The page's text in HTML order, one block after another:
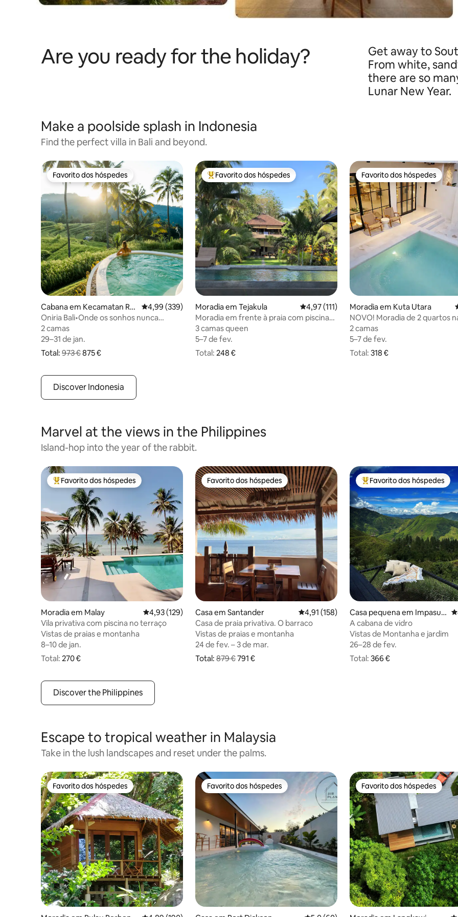
Are you ready for the holiday?
Get away to
From white,
there are so
Lunar New Year.
Make a poolside splash in Indonesia
Find the perfect villa in Bali and beyond.
Favorito dos hóspedes
Favorito dos hóspedes
Cabana em Kecamatan Re
ndang
Oniria Bali•Onde os sonhos nunca
acabam
2 camas
2 camas
29–31 de jan.
29–31 de jan.
Total: 973 €875 €
Classificação média de 4,99 em 5 estrelas, 339avaliações
4,99 (339)
Favoritos dos hóspedes mais apreciados
Favorito dos hóspedes
Moradia em Tejakula
Moradia em frente à praia com piscina
privada e jardim tropical
3 camas queen
3 camas queen
5–7 de fev.
5–7 de fev.
Total: 248 €
248 € no total
Classificação média de 4,97 em 5 estrelas,
4,97 (111)
Favorito dos hóspedes
Favorito dos hóspedes
Moradia em Kuta Utara
NOVO! Moradia de 2 quartos
praia de Berawa, Canggu
2 camas
2 camas
5–7 de fev.
5–7 de fev.
Total: 318 €
318 € no total
Discover Indonesia
Marvel at the views in the Philippines
Island-hop into the year of the rabbit.
Favoritos dos hóspedes mais apreciados
Favorito dos hóspedes
Moradia em Malay
Vila privativa com piscina no terraço
Vistas de praias e montanha
Vistas de praias e montanha
8–10 de jan.
8–10 de jan.
Total: 270 €
270 € no total
Classificação média de 4,93 em 5 estrelas, 129avaliações
4,93 (129)
Favorito dos hóspedes
Favorito dos hóspedes
Casa em Santander
Casa de praia privativa. O barraco
Vistas de praias e montanha
Vistas de praias e montanha
24 de fev. – 3 de mar.
24 de fev. – 3 de mar.
Total: 879 €791 €
Classificação média de 4,91 em 5 estrelas,
4,91 (158)
Favoritos dos hóspedes
Favorito dos hóspedes
Casa pequena em Impasug
-ong
A cabana de vidro
Vistas de Montanha e jardim
Vistas de Montanha e jardim
26–28 de fev.
26–28 de fev.
Total: 366 €
366 € no total
Discover the Philippines
Escape to tropical weather in Malaysia
Take in the lush landscapes and reset under the palms.
Favorito dos hóspedes
Favorito dos hóspedes
Favorito dos hóspedes
Favorito dos hóspedes
Favorito dos hóspedes
Favorito dos hóspedes